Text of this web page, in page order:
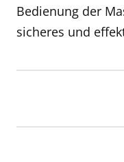
Bedienung der
sicheres und